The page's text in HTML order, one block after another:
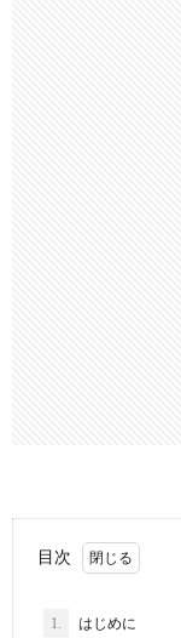
目次
1. はじめに